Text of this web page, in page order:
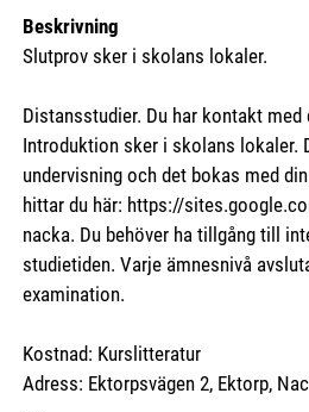
Beskrivning
Slutprov sker i skolans lokaler.
Distansstudier. Du har kontakt
Introduktion sker i skolans lokaler.
undervisning och det bokas med
hittar du här: https://
nacka. Du behöver ha tillgång till
studietiden. Varje ämnesnivå
examination.
Kostnad: Kurslitteratur
Adress: Ektorpsvägen 2, Ektorp,